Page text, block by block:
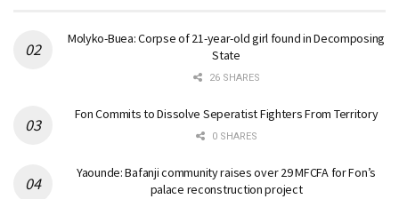
Molyko-Buea: Corpse of 21-year-old girl found in Decomposing
State
26 SHARES
Fon Commits to Dissolve Seperatist Fighters From Territory
0 SHARES
Yaounde: Bafanji community raises over 29 MFCFA for Fon’s
palace reconstruction project